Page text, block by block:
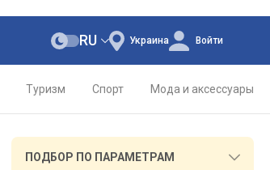
Украина
RU Войти
Туризм Спорт Мода и аксессуары
ПОДБОР ПО ПАРАМЕТРАМ